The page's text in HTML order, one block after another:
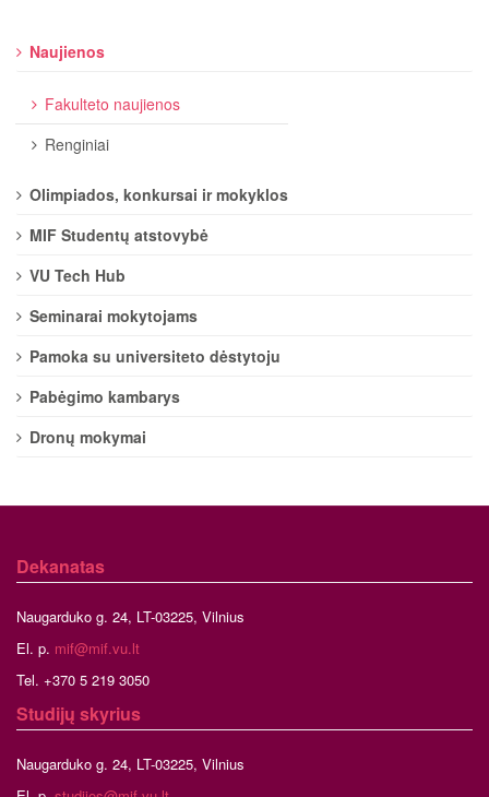
Naujienos
Fakulteto naujienos
Renginiai
Olimpiados, konkursai ir mokyklos
MIF Studentų atstovybė
VU Tech Hub
Seminarai mokytojams
Pamoka su universiteto dėstytoju
Pabėgimo kambarys
Dronų mokymai
Dekanatas
Naugarduko g. 24, LT-03225, Vilnius
El. p. mif@mif.vu.lt
Tel. +370 5 219 3050
Studijų skyrius
Naugarduko g. 24, LT-03225, Vilnius